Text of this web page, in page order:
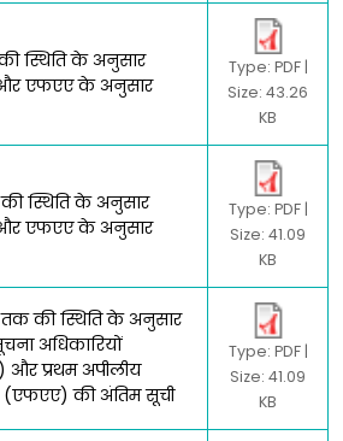
स्थिति के अनुसार
एफएए के अनुसार
Type: PDF |
Size: 43.26
KB
की स्थिति के अनुसार
एफएए के अनुसार
Type: PDF |
Size: 41.09
KB
तक की स्थिति के अनुसार
अधिकारियों
प्रथम अपीलीय
(एफएए) की अंतिम सूची
Type: PDF |
Size: 41.09
KB